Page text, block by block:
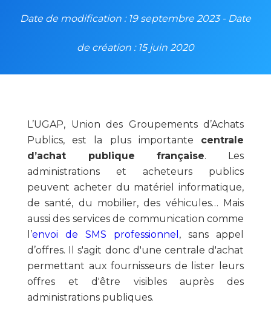
Date de modification : 19 septembre 2023 - Date
de création : 15 juin 2020
L’UGAP, Union des Groupements d’Achats
Publics, est la plus importante centrale
d’achat publique française. Les
administrations et acheteurs publics
peuvent acheter du matériel informatique,
de santé, du mobilier, des véhicules… Mais
aussi des services de communication comme
l’envoi de SMS professionnel , sans appel
d’offres. Il s'agit donc d'une centrale d'achat
permettant aux fournisseurs de lister leurs
offres et d'être visibles auprès des
administrations publiques.